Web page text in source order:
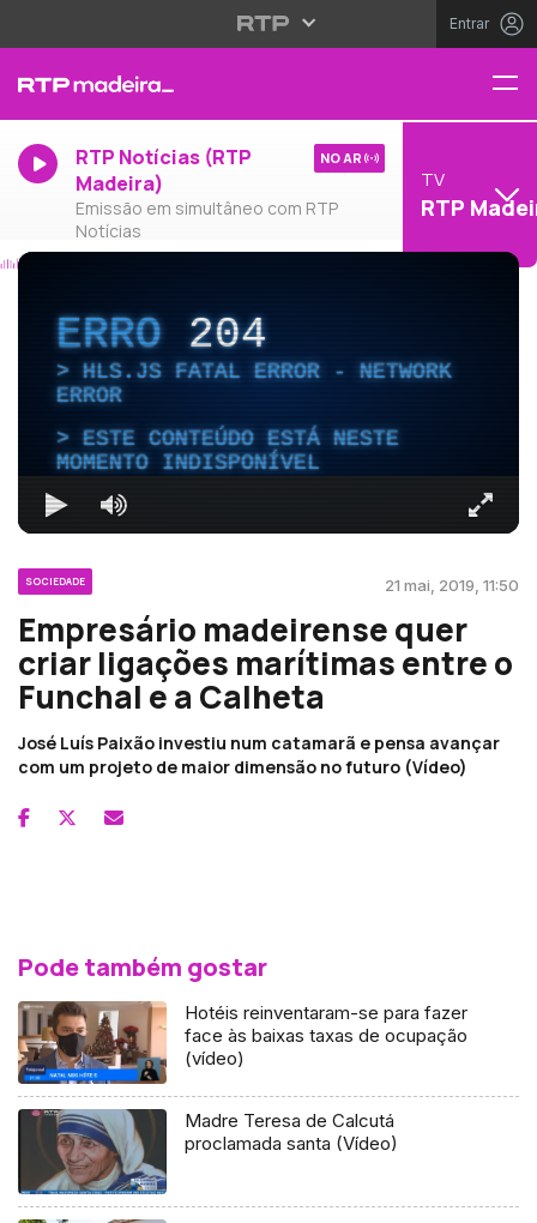
Entrar
RTP Notícias (RTP
Madeira)
Emissão em simultâneo com RTP
Notícias
NO AR
TV
RTP
ERRO204
HLS.JS FATAL ERROR - NETWORK
ERROR
ESTE CONTEÚDO ESTÁ NESTE
MOMENTO INDISPONÍVEL
SOCIEDADE 21 mai, 2019, 11:50
Empresário madeirense quer
criar ligações marítimas entre o
Funchal e a Calheta
José Luís Paixão investiu num catamarã e pensa avançar
com um projeto de maior dimensão no futuro (Vídeo)
Pode também gostar
Hotéis reinventaram-se para fazer
face às baixas taxas de ocupação
(vídeo)
Madre Teresa de Calcutá
proclamada santa (Vídeo)